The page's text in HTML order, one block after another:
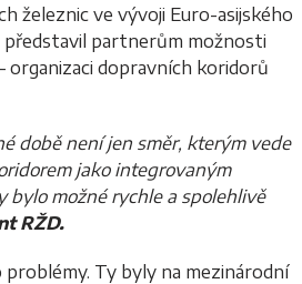
železnic ve vývoji Euro-asijského
představil partnerům možnosti
organizaci dopravních koridorů
době není jen směr, kterým vede
jako integrovaným
možné rychle a spolehlivě
RŽD.
Ty byly na mezinárodní